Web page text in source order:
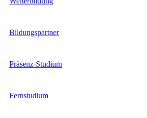
Bildungspartner
Präsenz-Studium
Fernstudium